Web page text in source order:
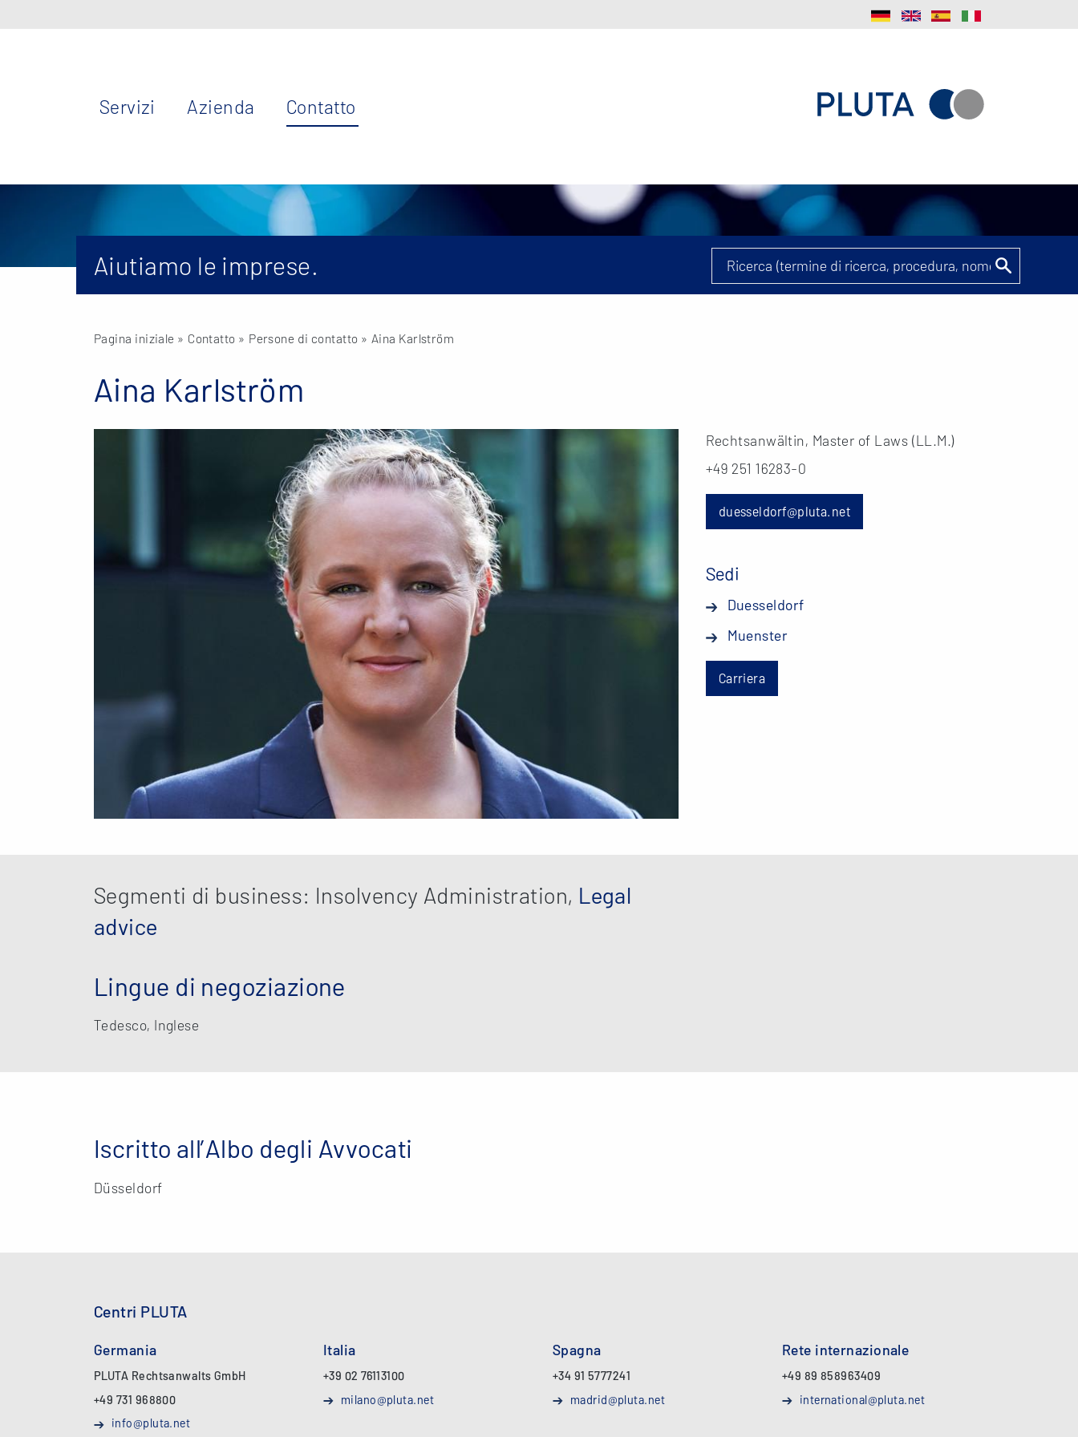
Servizi Azienda Contatto
Aiutiamo le imprese.
Pagina iniziale » Contatto » Persone di contatto » Aina Karlström
Aina Karlström
Rechtsanwältin, Master of Laws (LL.M.)
+49 251 16283-0
duesseldorf@pluta.net
Sedi
Duesseldorf
Muenster
Carriera
Segmenti di business: Insolvency Administration, Legal
advice
Lingue di negoziazione
Tedesco, Inglese
Iscritto all’Albo degli Avvocati
Düsseldorf
Centri PLUTA
Germania
PLUTA Rechtsanwalts GmbH
+49 731 968800
info@pluta.net
Italia
+39 02 76113100
milano@pluta.net
Spagna
+34 91 5777241
madrid@pluta.net
Rete internazionale
+49 89 858963409
international@pluta.net